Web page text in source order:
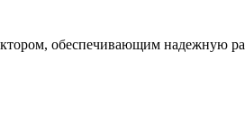
обеспечивающим надежную